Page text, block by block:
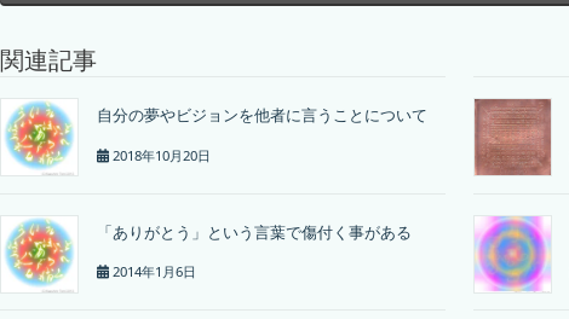
関連記事
自分の夢やビジョンを他者に言うことについて
2018年10月20日
「ありがとう」という言葉で傷付く事がある
2014年1月6日